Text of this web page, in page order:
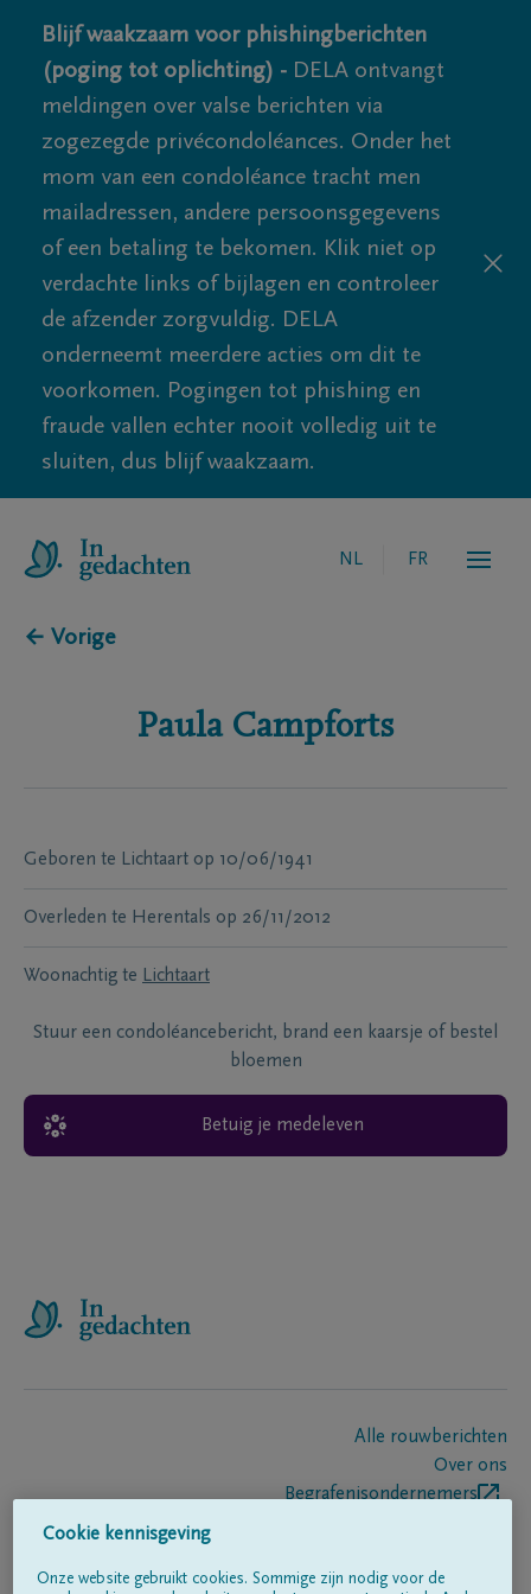
Blijf waakzaam voor phishingberichten
(poging tot oplichting) - DELA ontvangt
meldingen over valse berichten via
zogezegde privécondoléances. Onder het
mom van een condoléance tracht men
mailadressen, andere persoonsgegevens
of een betaling te bekomen. Klik niet op
verdachte links of bijlagen en controleer
de afzender zorgvuldig. DELA
onderneemt meerdere acties om dit te
voorkomen. Pogingen tot phishing en
fraude vallen echter nooit volledig uit te
sluiten, dus blijf waakzaam.
NL FR
← Vorige
Paula Campforts
Geboren te Lichtaart op 10/06/1941
Overleden te Herentals op 26/11/2012
Woonachtig te Lichtaart
Stuur een condoléancebericht, brand een kaarsje of bestel
bloemen
Betuig je medeleven
Alle rouwberichten
Over ons
Begrafenisondernemers
Cookie kennisgeving
Onze website gebruikt cookies. Sommige zijn nodig voor de